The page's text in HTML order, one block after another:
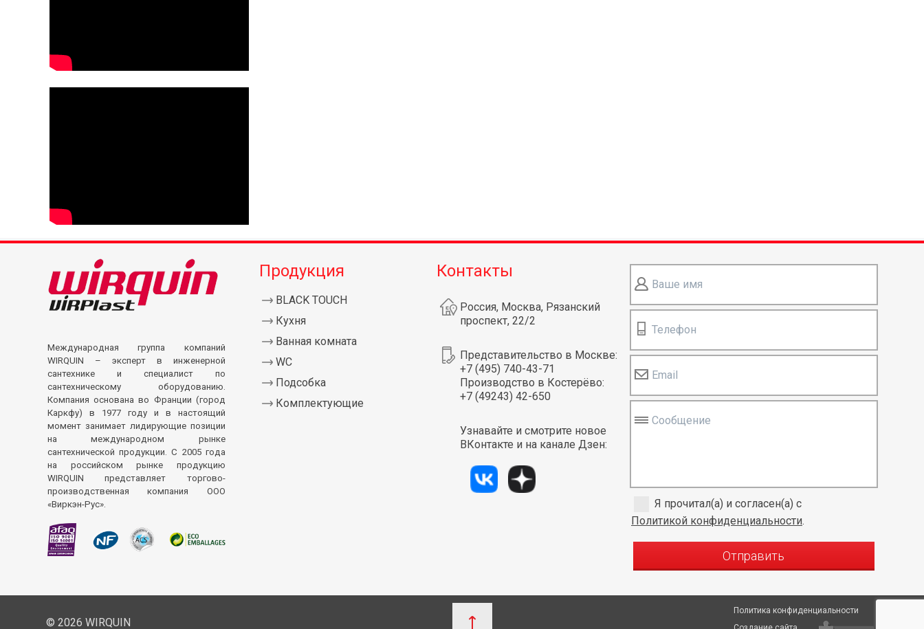
Международная группа компаний
WIRQUIN – эксперт в инженерной
сантехнике и специалист по
сантехническому оборудованию.
Компания основана во Франции (город
Каркфу) в 1977 году и в настоящий
момент занимает лидирующие позиции
на международном рынке
сантехнической продукции. С 2005 года
на российском рынке продукцию
WIRQUIN представляет торгово-
производственная компания ООО
«Виркэн-Рус».
Продукция
BLACK TOUCH
Кухня
Ванная комната
WC
Подсобка
Комплектующие
Контакты
Россия, Москва, Рязанский
проспект, 22/2
Представительство в Москве:
+7 (495) 740-43-71
Производство в Костерёво:
+7 (49243) 42-650
Узнавайте и смотрите новое
ВКонтакте и на канале Дзен:
Ваше имя
Телефон
Email
Сообщение
Я прочитал(а) и согласен(а) с
Политикой конфиденциальности.
Отправить
© 2026 WIRQUIN
Политика конфиденциальности